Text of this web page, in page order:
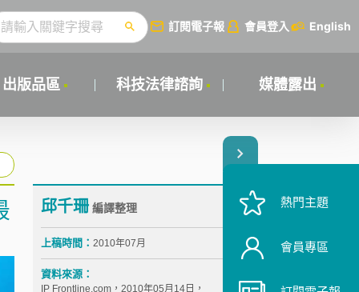
訂閱電子報 會員登入 English
出版品區 科技法律諮詢 媒體露出
邱千珊編譯整理
上稿時間： 2010年07月
資料來源：
IP Frontline.com，2010年05月14日，
熱門主題
會員專區